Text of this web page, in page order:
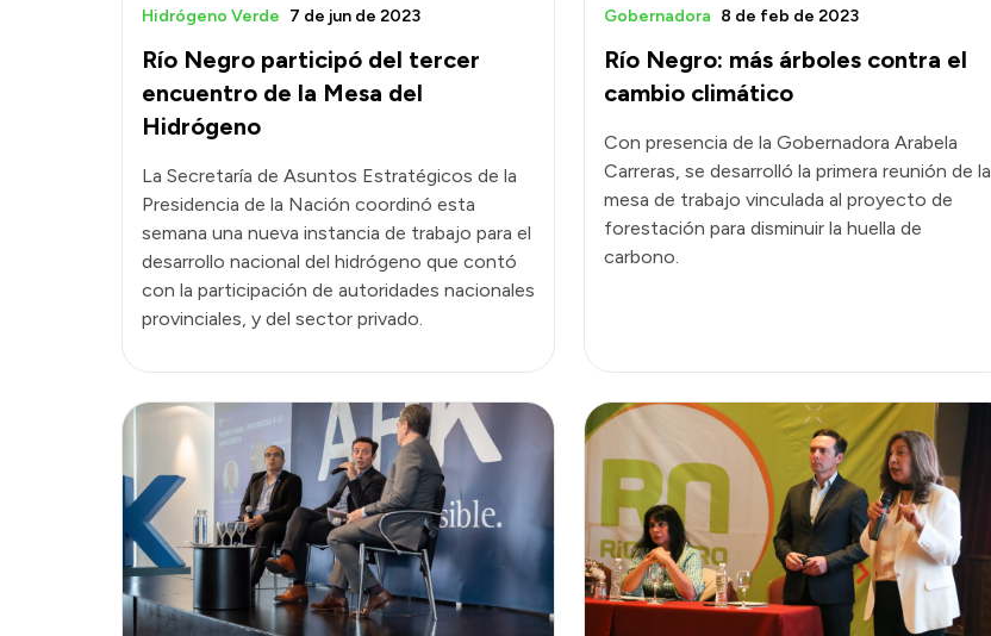
Río Negro participó del tercer
encuentro de la Mesa del
Hidrógeno
Hidrógeno Verde 7 de jun de 2023
La Secretaría de Asuntos Estratégicos de la
Presidencia de la Nación coordinó esta
semana una nueva instancia de trabajo para el
desarrollo nacional del hidrógeno que contó
con la participación de autoridades nacionales
provinciales, y del sector privado.
Río Negro: más árboles contra el
cambio climático
Gobernadora 8 de feb de 2023
Con presencia de la Gobernadora Arabela
Carreras, se desarrolló la primera reunión de la
mesa de trabajo vinculada al proyecto de
forestación para disminuir la huella de
carbono.